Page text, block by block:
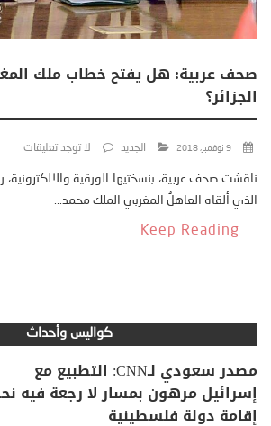
صحف عربية: هل يفتح خطاب ملك
الجزائر؟
9 نوفمبر، 2018 الجديد لا توجد تعليقات
ناقشت صحف عربية، بنسختيها الورقية
الذي ألقاه العاهلُ المغربي الملك محمد...
Keep Reading
كواليس وأحداث
مصدر سعودي لـCNN: التطبيع مع
إسرائيل مرهون بمسار لا رجعة فيه
إقامة دولة فلسطينية